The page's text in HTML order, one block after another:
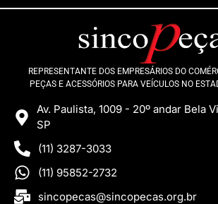
REPRESENTANTE DOS EMPRESÁRIOS DO
PEÇAS E ACESSÓRIOS PARA VEÍCULOS NO
Av. Paulista, 1009 - 20º andar Bela
SP
(11) 3287-3033
(11) 95852-2732
sincopecas@sincopecas.org.br